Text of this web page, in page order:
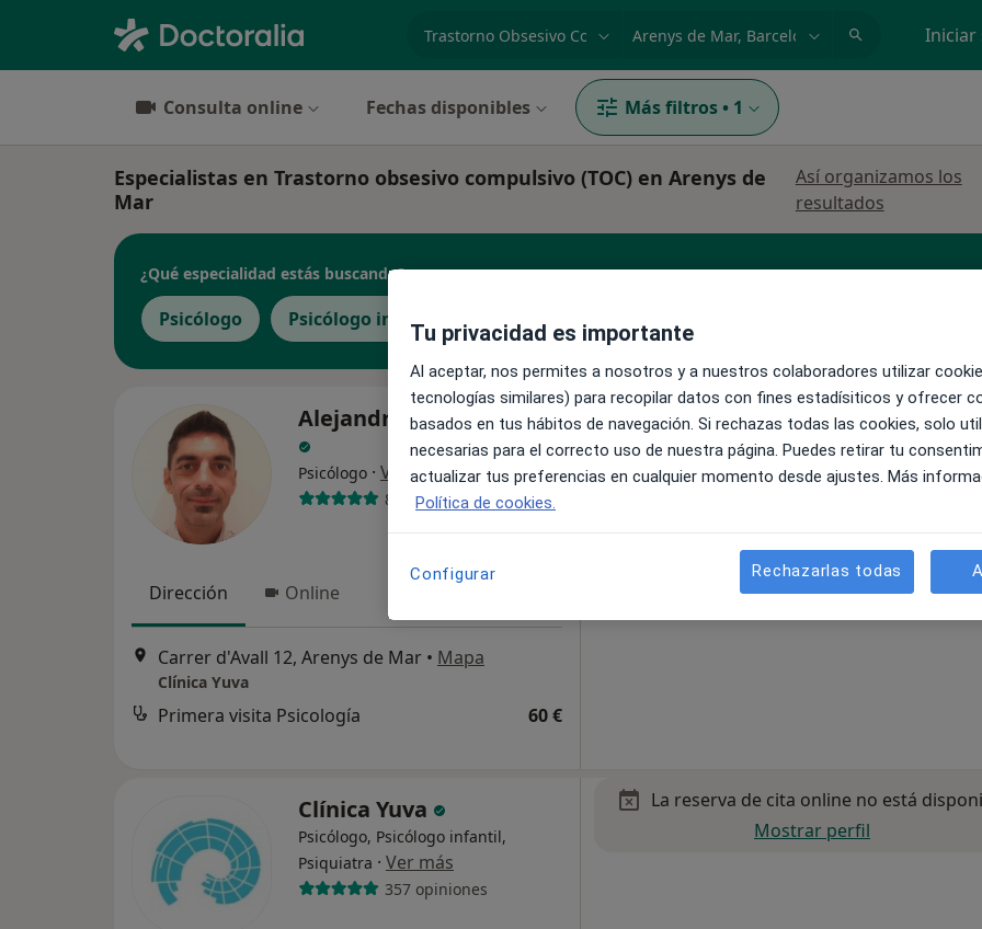
Iniciar
Consulta online Fechas disponibles Más filtros • 1
Especialistas en Trastorno obsesivo compulsivo (TOC) en Arenys de
Mar
Así organizamos los
resultados
¿Qué especialidad estás buscando?
Psicólogo Psicólogo infantil Psiquiatra
Alejandro Ferrero Peña
Psicólogo · Ver más
8 opiniones
Dirección Online
Carrer d'Avall 12, Arenys de Mar • Mapa
Clínica Yuva
Primera visita Psicología 60 €
La reserva de cita online no está
Pedir una cita
Clínica Yuva
Psicólogo, Psicólogo infantil,
Psiquiatra · Ver más
357 opiniones
La reserva de cita online no está
Mostrar perfil
Tu privacidad es importante
Al aceptar, nos permites a nosotros y a nuestros colaboradores utilizar
tecnologías similares) para recopilar datos con fines estadísiticos y ofrecer
basados en tus hábitos de navegación. Si rechazas todas las cookies, solo
necesarias para el correcto uso de nuestra página. Puedes retirar tu
actualizar tus preferencias en cualquier momento desde ajustes. Más
Política de cookies.
Configurar Rechazarlas todas